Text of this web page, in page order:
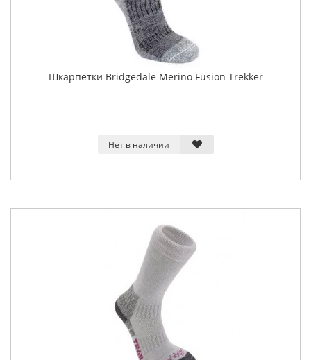
Шкарпетки Bridgedale Merino Fusion Trekker
Нет в наличии